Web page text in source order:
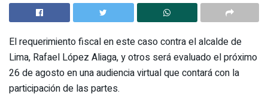
El requerimiento fiscal en este caso contra el alcalde de
Lima, Rafael López Aliaga, y otros será evaluado el próximo
26 de agosto en una audiencia virtual que contará con la
participación de las partes.